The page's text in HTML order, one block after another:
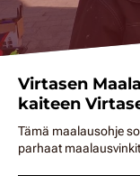
Virtasen
kaiteen
Tämä maalausohje
parhaat